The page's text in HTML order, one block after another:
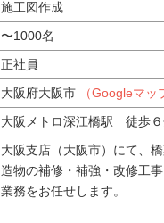
施工図作成
〜1000名
正社員
大阪府大阪市 （Googleマッ
大阪メトロ深江橋駅 徒歩
大阪支店（大阪市）にて、
造物の補修・補強・改修工
業務をお任せします。